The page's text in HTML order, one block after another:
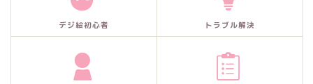
デジ絵初心者 トラブル解決